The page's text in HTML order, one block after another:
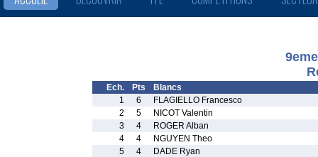
Ech. Pts
Blancs
1
6
FLAGIELLO Francesco
2
5
NICOT Valentin
3
4
ROGER Alban
4
4
NGUYEN Theo
5
4
DADE Ryan